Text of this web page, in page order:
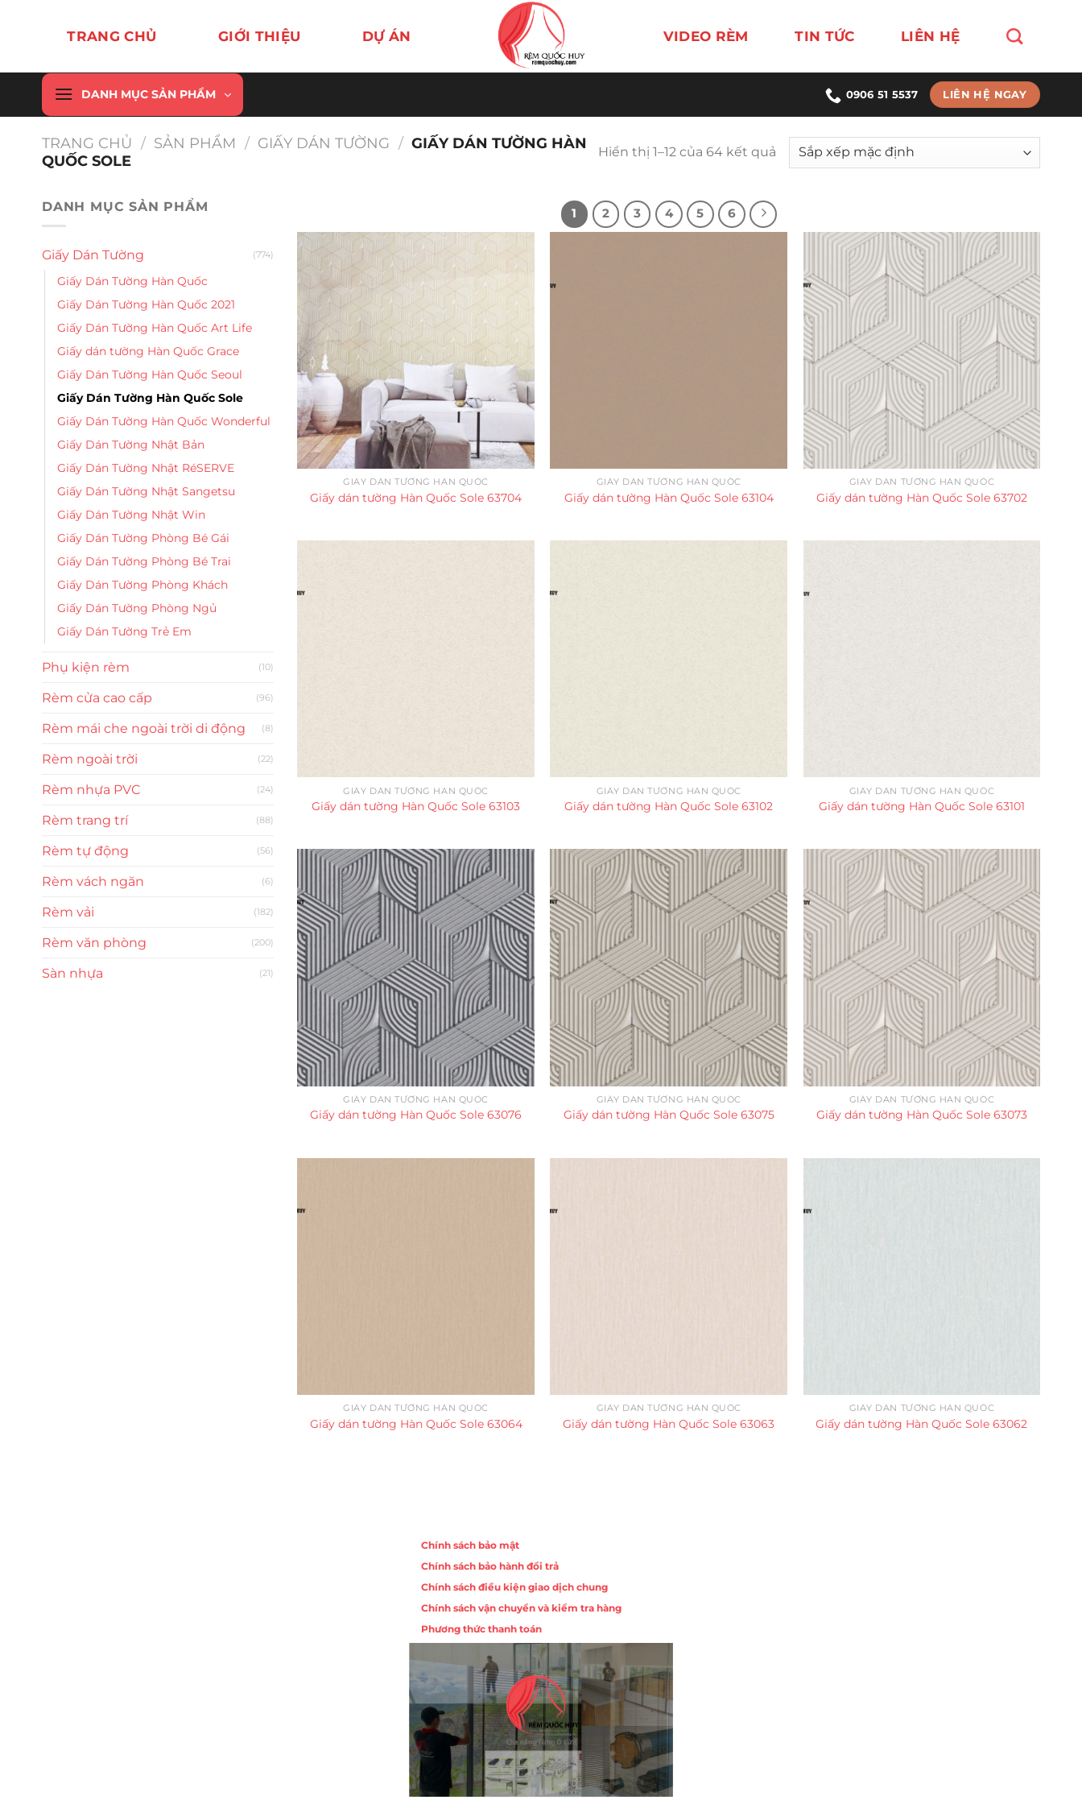
dung
TRANG CHỦ GIỚI THIỆU DỰ ÁN VIDEO RÈM TIN TỨC LIÊN HỆ
DANH MỤC SẢN PHẨM 0906 51 5537 LIÊN HỆ NGAY
TRANG CHỦ / SẢN PHẨM / GIẤY DÁN TƯỜNG / GIẤY DÁN TƯỜNG HÀN
QUỐC SOLE
Hiển thị 1–12 của 64 kết quả
DANH MỤC SẢN PHẨM
Giấy Dán Tường (774)
Giấy Dán Tường Hàn Quốc
Giấy Dán Tường Hàn Quốc 2021
Giấy Dán Tường Hàn Quốc Art Life
Giấy dán tường Hàn Quốc Grace
Giấy Dán Tường Hàn Quốc Seoul
Giấy Dán Tường Hàn Quốc Sole
Giấy Dán Tường Hàn Quốc Wonderful
Giấy Dán Tường Nhật Bản
Giấy Dán Tường Nhật RéSERVE
Giấy Dán Tường Nhật Sangetsu
Giấy Dán Tường Nhật Win
Giấy Dán Tường Phòng Bé Gái
Giấy Dán Tường Phòng Bé Trai
Giấy Dán Tường Phòng Khách
Giấy Dán Tường Phòng Ngủ
Giấy Dán Tường Trẻ Em
Phụ kiện rèm (10)
Rèm cửa cao cấp (96)
Rèm mái che ngoài trời di động (8)
Rèm ngoài trời (22)
Rèm nhựa PVC (24)
Rèm trang trí (88)
Rèm tự động (56)
Rèm vách ngăn (6)
Rèm vải (182)
Rèm văn phòng (200)
Sàn nhựa (21)
GIẤY DÁN TƯỜNG HÀN QUỐC
Giấy dán tường Hàn Quốc Sole 63704
GIẤY DÁN TƯỜNG HÀN QUỐC
Giấy dán tường Hàn Quốc Sole 63104
GIẤY DÁN TƯỜNG HÀN QUỐC
Giấy dán tường Hàn Quốc Sole 63702
GIẤY DÁN TƯỜNG HÀN QUỐC
Giấy dán tường Hàn Quốc Sole 63103
GIẤY DÁN TƯỜNG HÀN QUỐC
Giấy dán tường Hàn Quốc Sole 63102
GIẤY DÁN TƯỜNG HÀN QUỐC
Giấy dán tường Hàn Quốc Sole 63101
GIẤY DÁN TƯỜNG HÀN QUỐC
Giấy dán tường Hàn Quốc Sole 63076
GIẤY DÁN TƯỜNG HÀN QUỐC
Giấy dán tường Hàn Quốc Sole 63075
GIẤY DÁN TƯỜNG HÀN QUỐC
Giấy dán tường Hàn Quốc Sole 63073
GIẤY DÁN TƯỜNG HÀN QUỐC
Giấy dán tường Hàn Quốc Sole 63064
GIẤY DÁN TƯỜNG HÀN QUỐC
Giấy dán tường Hàn Quốc Sole 63063
GIẤY DÁN TƯỜNG HÀN QUỐC
Giấy dán tường Hàn Quốc Sole 63062
1 2 3 4 5 6
Chính sách bảo mật
Chính sách bảo hành đổi trả
Chính sách điều kiện giao dịch chung
Chính sách vận chuyển và kiểm tra hàng
Phương thức thanh toán